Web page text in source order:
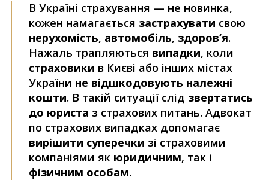
В Україні страхування — не новинка,
кожен намагається застрахувати свою
нерухомість, автомобіль, здоров’я.
Нажаль трапляються випадки, коли
страховики в Києві або інших містах
України не відшкодовують належні
кошти. В такій ситуації слід звертатись
до юриста з страхових питань. Адвокат
по страхових випадках допомагає
вирішити суперечки зі страховими
компаніями як юридичним, так і
фізичним особам.